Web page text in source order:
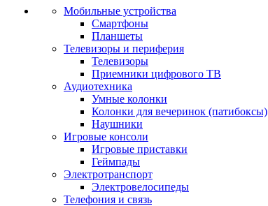
Мобильные устройства
Смартфоны
Планшеты
Телевизоры и периферия
Телевизоры
Приемники цифрового ТВ
Аудиотехника
Умные колонки
Колонки для вечеринок (патибоксы)
Наушники
Игровые консоли
Игровые приставки
Геймпады
Электротранспорт
Электровелосипеды
Телефония и связь